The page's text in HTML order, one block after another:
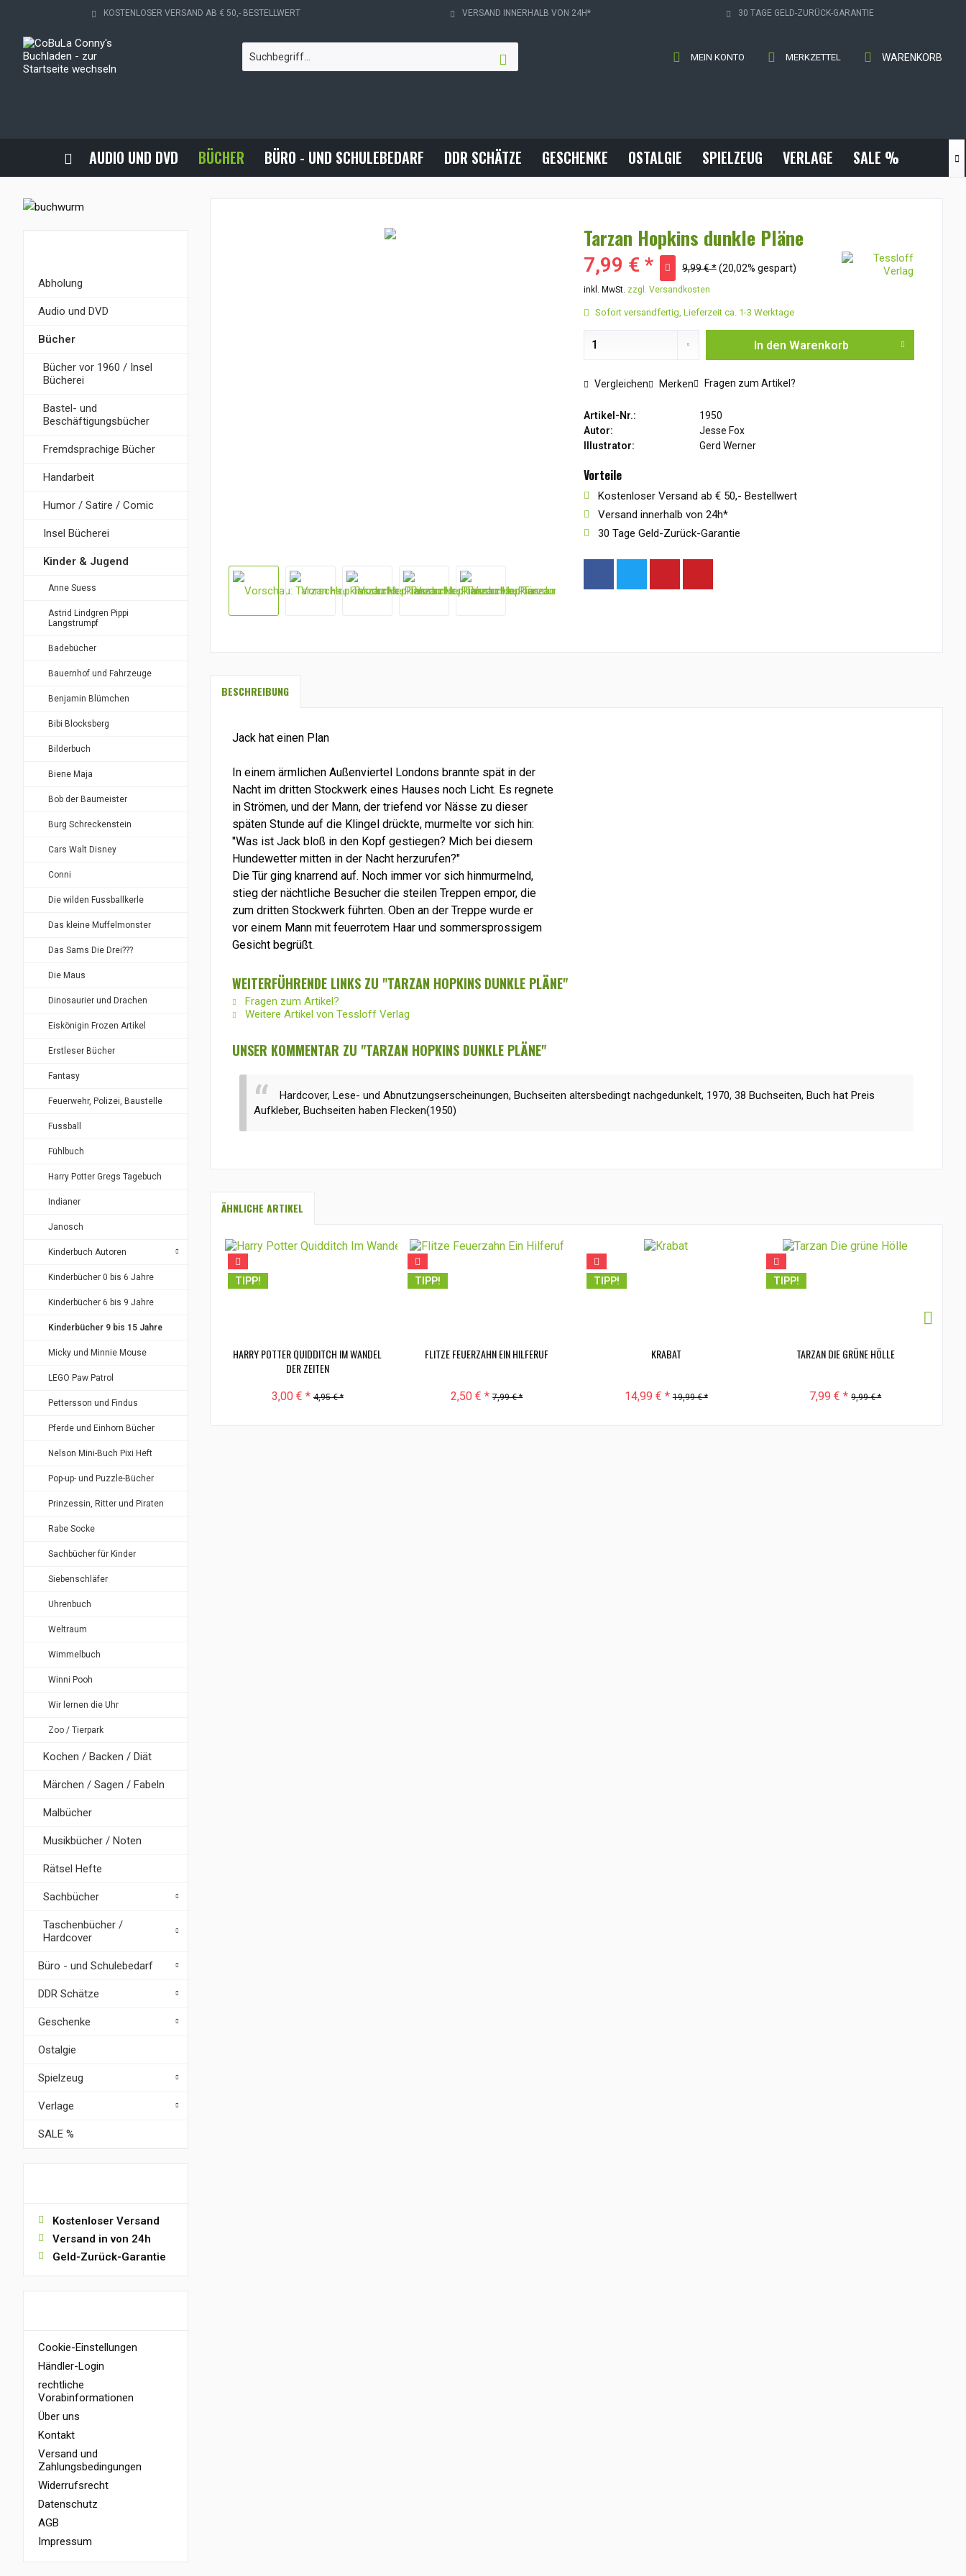
KOSTENLOSER VERSAND AB € 50,- BESTELLWERT VERSAND INNERHALB VON 24H* 30 TAGE GELD-ZURÜCK-GARANTIE
WARENKORB
MERKZETTEL
MEIN KONTO
AUDIO UND DVD BÜCHER BÜRO - UND SCHULEBEDARF DDR SCHÄTZE GESCHENKE OSTALGIE SPIELZEUG VERLAGE SALE % 
Abholung
Audio und DVD
Bücher
Bücher vor 1960 / Insel
Bücherei
Bastel- und
Beschäftigungsbücher
Fremdsprachige Bücher
Handarbeit
Humor / Satire / Comic
Insel Bücherei
Kinder & Jugend
Anne Suess
Astrid Lindgren Pippi
Langstrumpf
Badebücher
Bauernhof und Fahrzeuge
Benjamin Blümchen
Bibi Blocksberg
Bilderbuch
Biene Maja
Bob der Baumeister
Burg Schreckenstein
Cars Walt Disney
Conni
Die wilden Fussballkerle
Das kleine Muffelmonster
Das Sams Die Drei???
Die Maus
Dinosaurier und Drachen
Eiskönigin Frozen Artikel
Erstleser Bücher
Fantasy
Feuerwehr, Polizei, Baustelle
Fussball
Fühlbuch
Harry Potter Gregs Tagebuch
Indianer
Janosch
Kinderbuch Autoren
Kinderbücher 0 bis 6 Jahre
Kinderbücher 6 bis 9 Jahre
Kinderbücher 9 bis 15 Jahre
Micky und Minnie Mouse
LEGO Paw Patrol
Pettersson und Findus
Pferde und Einhorn Bücher
Nelson Mini-Buch Pixi Heft
Pop-up- und Puzzle-Bücher
Prinzessin, Ritter und Piraten
Rabe Socke
Sachbücher für Kinder
Siebenschläfer
Uhrenbuch
Weltraum
Wimmelbuch
Winni Pooh
Wir lernen die Uhr
Zoo / Tierpark
Kochen / Backen / Diät
Märchen / Sagen / Fabeln
Malbücher
Musikbücher / Noten
Rätsel Hefte
Sachbücher
Taschenbücher /
Hardcover
Büro - und Schulebedarf
DDR Schätze
Geschenke
Ostalgie
Spielzeug
Verlage
SALE %
Kostenloser Versand
Versand in von 24h
Geld-Zurück-Garantie
Cookie-Einstellungen
Händler-Login
rechtliche
Vorabinformationen
Über uns
Kontakt
Versand und
Zahlungsbedingungen
Widerrufsrecht
Datenschutz
AGB
Impressum
Tarzan Hopkins dunkle Pläne
7,99 € * 9,99 € * (20,02% gespart)
inkl. MwSt. zzgl. Versandkosten
Sofort versandfertig, Lieferzeit ca. 1-3 Werktage
In den Warenkorb
Vergleichen Merken Fragen zum Artikel?
Artikel-Nr.:
1950
Autor:
Jesse Fox
Illustrator:
Gerd Werner
Vorteile
Kostenloser Versand ab € 50,- Bestellwert
Versand innerhalb von 24h*
30 Tage Geld-Zurück-Garantie
BESCHREIBUNG
Jack hat einen Plan
In einem ärmlichen Außenviertel Londons brannte spät in der
Nacht im dritten Stockwerk eines Hauses noch Licht. Es regnete
in Strömen, und der Mann, der triefend vor Nässe zu dieser
späten Stunde auf die Klingel drückte, murmelte vor sich hin:
"Was ist Jack bloß in den Kopf gestiegen? Mich bei diesem
Hundewetter mitten in der Nacht herzurufen?"
Die Tür ging knarrend auf. Noch immer vor sich hinmurmelnd,
stieg der nächtliche Besucher die steilen Treppen empor, die
zum dritten Stockwerk führten. Oben an der Treppe wurde er
vor einem Mann mit feuerrotem Haar und sommersprossigem
Gesicht begrüßt.
WEITERFÜHRENDE LINKS ZU "TARZAN HOPKINS DUNKLE PLÄNE"
Fragen zum Artikel?
Weitere Artikel von Tessloff Verlag
UNSER KOMMENTAR ZU "TARZAN HOPKINS DUNKLE PLÄNE"
Hardcover, Lese- und Abnutzungserscheinungen, Buchseiten altersbedingt nachgedunkelt, 1970, 38 Buchseiten, Buch hat Preis
Aufkleber, Buchseiten haben Flecken(1950)
ÄHNLICHE ARTIKEL
TIPP!
HARRY POTTER QUIDDITCH IM WANDEL
DER ZEITEN
3,00 € * 4,95 € *
TIPP!
FLITZE FEUERZAHN EIN HILFERUF
2,50 € * 7,99 € *
TIPP!
KRABAT
14,99 € * 19,99 € *
TIPP!
TARZAN DIE GRÜNE HÖLLE
7,99 € * 9,99 € *